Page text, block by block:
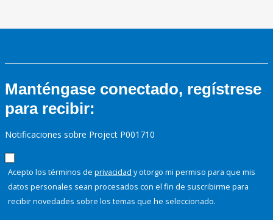
Manténgase conectado, regístrese
para recibir:
Notificaciones sobre Project P001710
Acepto los términos de privacidad y otorgo mi permiso para que mis
datos personales sean procesados con el fin de suscribirme para
recibir novedades sobre los temas que he seleccionado.